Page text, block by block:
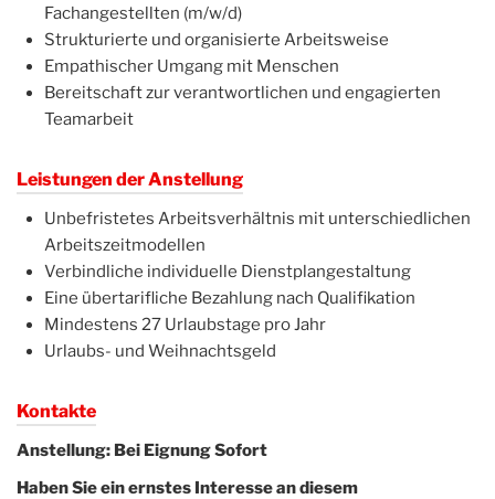
Fachangestellten (m/w/d)
Strukturierte und organisierte Arbeitsweise
Empathischer Umgang mit Menschen
Bereitschaft zur verantwortlichen und engagierten
Teamarbeit
Leistungen der Anstellung
Unbefristetes Arbeitsverhältnis mit unterschiedlichen
Arbeitszeitmodellen
Verbindliche individuelle Dienstplangestaltung
Eine übertarifliche Bezahlung nach Qualifikation
Mindestens 27 Urlaubstage pro Jahr
Urlaubs- und Weihnachtsgeld
Kontakte
Anstellung: Bei Eignung Sofort
Haben Sie ein ernstes Interesse an diesem